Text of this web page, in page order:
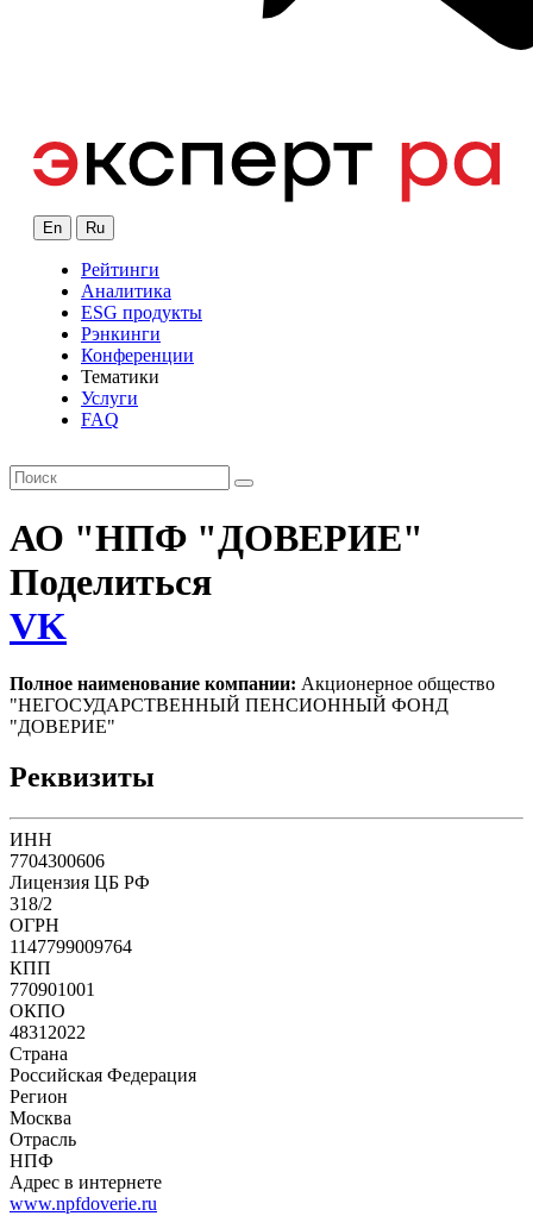
En Ru
Рейтинги
Аналитика
ESG продукты
Рэнкинги
Конференции
Тематики
Услуги
FAQ
АО "НПФ "ДОВЕРИЕ"
Поделиться
VK
Полное наименование компании: Акционерное общество
"НЕГОСУДАРСТВЕННЫЙ ПЕНСИОННЫЙ ФОНД
"ДОВЕРИЕ"
Реквизиты
ИНН
7704300606
Лицензия ЦБ РФ
318/2
ОГРН
1147799009764
КПП
770901001
ОКПО
48312022
Страна
Российская Федерация
Регион
Москва
Отрасль
НПФ
Адрес в интернете
www.npfdoverie.ru